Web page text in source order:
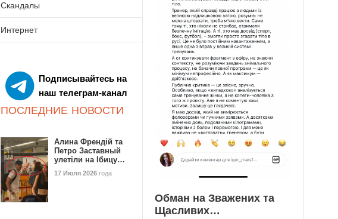
Скандалы
Интернет
Подписывайтесь на
наш телеграм-канал
ПОСЛЕДНИЕ НОВОСТИ
Алина Френдій та
Петро Заставный
улетіли на Ібицу…
17 Июля 2026 года
Обман на Зважених та
Щасливих…